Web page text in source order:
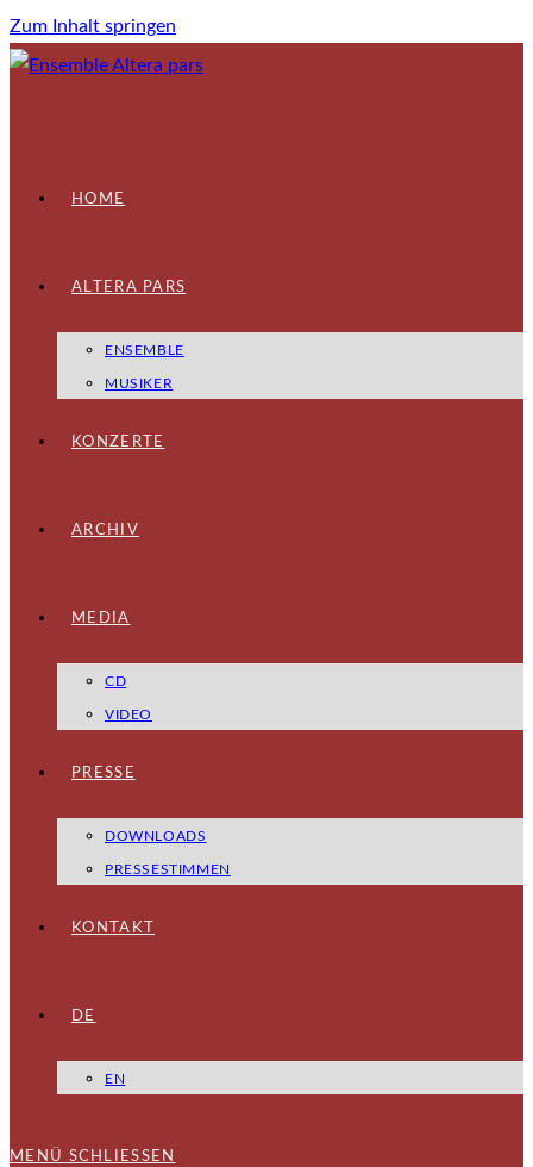
Zum Inhalt springen
HOME
ALTERA PARS
ENSEMBLE
MUSIKER
KONZERTE
ARCHIV
MEDIA
CD
VIDEO
PRESSE
DOWNLOADS
PRESSESTIMMEN
KONTAKT
DE
EN
MENÜ SCHLIESSEN